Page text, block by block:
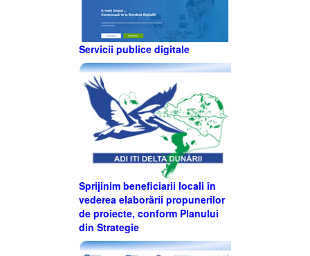
Servicii publice digitale
Sprijinim beneficiarii locali în
vederea elaborării propunerilor
de proiecte, conform Planului
din Strategie